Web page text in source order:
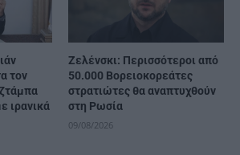
τον
ιρανικά
Ζελένσκι: Περισσότεροι από
50.000 Βορειοκορεάτες
στρατιώτες θα αναπτυχθούν
στη Ρωσία
09/08/2026